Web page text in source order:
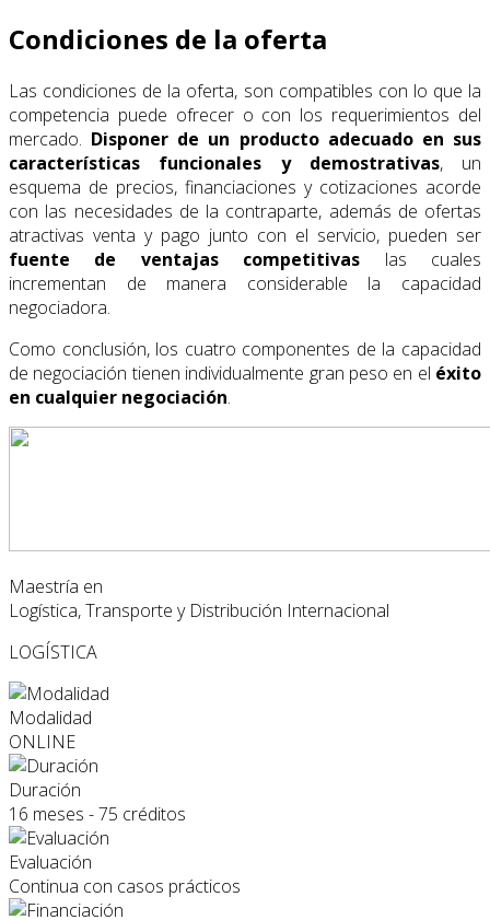
Condiciones de la oferta
Las condiciones de la oferta, son compatibles con lo que la
competencia puede ofrecer o con los requerimientos del
mercado. Disponer de un producto adecuado en sus
características funcionales y demostrativas, un
esquema de precios, financiaciones y cotizaciones acorde
con las necesidades de la contraparte, además de ofertas
atractivas venta y pago junto con el servicio, pueden ser
fuente de ventajas competitivas las cuales
incrementan de manera considerable la capacidad
negociadora.
Como conclusión, los cuatro componentes de la capacidad
de negociación tienen individualmente gran peso en el éxito
en cualquier negociación.
Maestría en
Logística, Transporte y Distribución Internacional
LOGÍSTICA
Modalidad
ONLINE
Duración
16 meses - 75 créditos
Evaluación
Continua con casos prácticos